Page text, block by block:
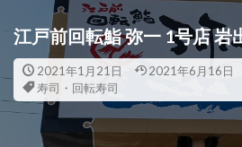
江戸前回転鮨 弥一 1号店 岩
2021年1月21日 2021年6月16日
寿司・回転寿司